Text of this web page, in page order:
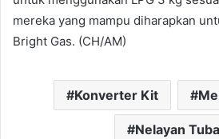
mereka yang mampu diharapkan
Bright Gas. (CH/AM)
Konverter Kit
Nelayan